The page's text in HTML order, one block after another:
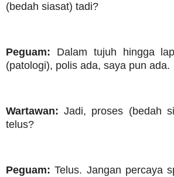
(bedah siasat) tadi?
Peguam: Dalam tujuh hingga
(patologi), polis ada, saya pun ada.
Wartawan:Jadi, proses (bedah
telus?
Peguam:Telus. Jangan percaya